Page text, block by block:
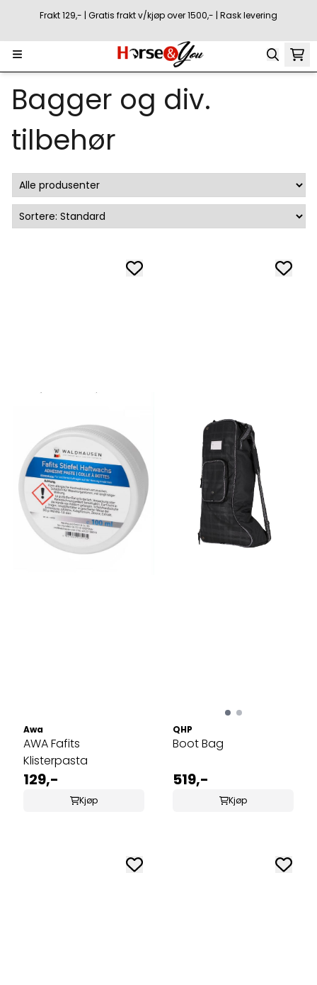
Hopp til innhold
Frakt 129,- | Gratis frakt v/kjøp over 1500,- | Rask levering
Bagger og div.
tilbehør
Awa
AWA Fafits
Klisterpasta
129,-
Kjøp
QHP
Boot Bag
519,-
Kjøp